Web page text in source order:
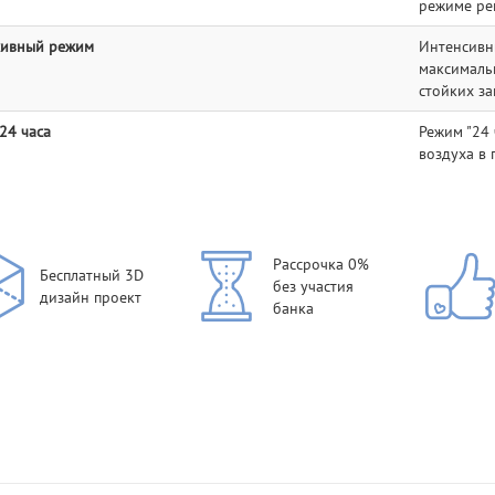
режиме
режим
стойких
часа
Режим "24
воздуха в
Бесплатный 3D
дизайн проект
Рассрочка 0%
без участия
банка